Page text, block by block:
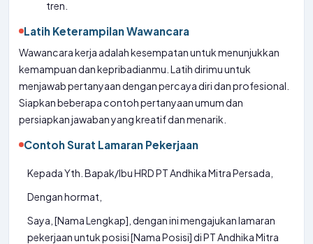
tren.
Latih Keterampilan Wawancara
Wawancara kerja adalah kesempatan untuk menunjukkan
kemampuan dan kepribadianmu. Latih dirimu untuk
menjawab pertanyaan dengan percaya diri dan profesional.
Siapkan beberapa contoh pertanyaan umum dan
persiapkan jawaban yang kreatif dan menarik.
Contoh Surat Lamaran Pekerjaan
Kepada Yth. Bapak/Ibu HRD PT Andhika Mitra Persada,
Dengan hormat,
Saya, [Nama Lengkap], dengan ini mengajukan lamaran
pekerjaan untuk posisi [Nama Posisi] di PT Andhika Mitra